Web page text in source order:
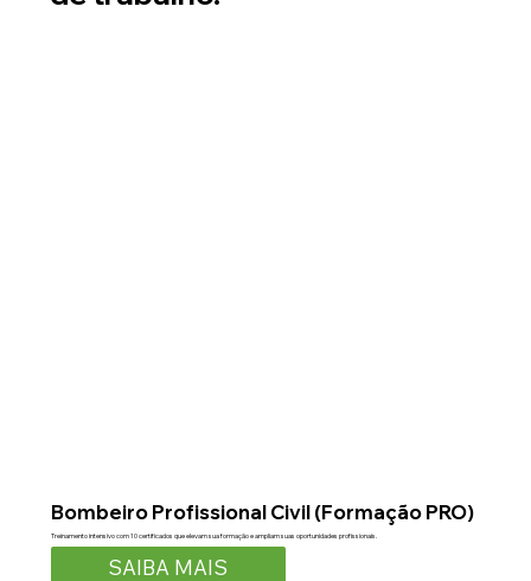
Bombeiro Profissional Civil (Formação PRO)
Treinamento intensivo com 10 certificados que elevam sua formação e ampliam suas oportunidades profissionais.
SAIBA MAIS